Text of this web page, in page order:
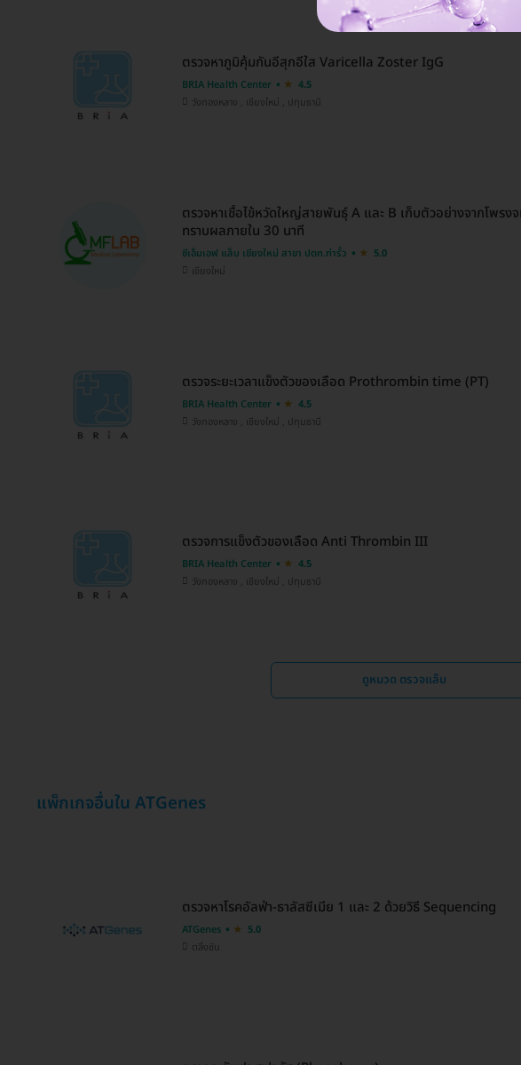
ตรวจหาภูมิคุ้มกันอีสุกอีใส Varicella Zoster IgG
BRIA Health Center
4.5
วังทองหลาง , เชียงใหม่ , ปทุมธานี
ตรวจหาเชื้อไข้หวัดใหญ่สายพันธุ์ A และ B เก็บตัวอย่างจากโพรง
ทราบผลภายใน 30 นาที
ซีเอ็มเอฟ แล็บ เชียงใหม่ สาขา ปตท.ท่ารั้ว
5.0
เชียงใหม่
ตรวจระยะเวลาแข็งตัวของเลือด Prothrombin time (PT)
BRIA Health Center
4.5
วังทองหลาง , เชียงใหม่ , ปทุมธานี
ตรวจการแข็งตัวของเลือด Anti Thrombin III
BRIA Health Center
4.5
วังทองหลาง , เชียงใหม่ , ปทุมธานี
ดูหมวด ตรวจแล็บ
แพ็กเกจอื่นใน ATGenes
ตรวจหาโรคอัลฟ่า-ธาลัสซีเมีย 1 และ 2 ด้วยวิธี Sequencing
ATGenes
5.0
ตลิ่งชัน